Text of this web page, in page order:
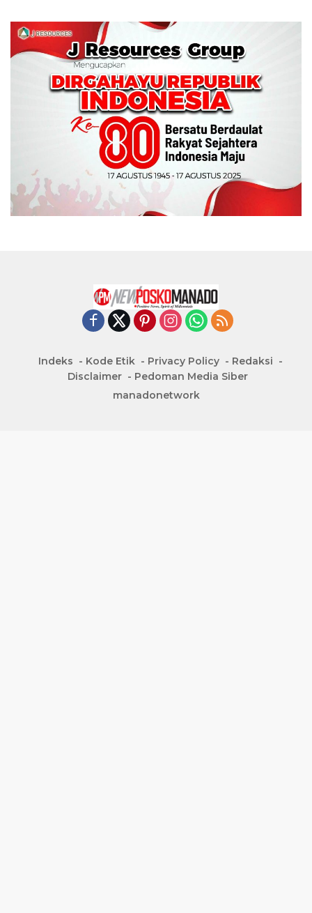
Indeks Kode Etik Privacy Policy
Redaksi
Disclaimer
Pedoman Media Siber
manadonetwork